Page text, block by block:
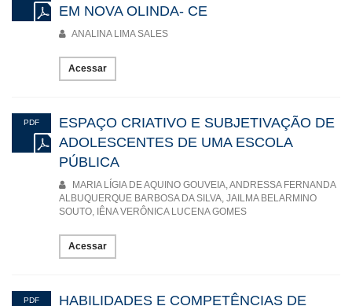
EM NOVA OLINDA- CE
ANALINA LIMA SALES
Acessar
PDF
ESPAÇO CRIATIVO E SUBJETIVAÇÃO DE
ADOLESCENTES DE UMA ESCOLA
PÚBLICA
MARIA LÍGIA DE AQUINO GOUVEIA, ANDRESSA FERNANDA
ALBUQUERQUE BARBOSA DA SILVA, JAILMA BELARMINO
SOUTO, IÊNA VERÔNICA LUCENA GOMES
Acessar
PDF
HABILIDADES E COMPETÊNCIAS DE